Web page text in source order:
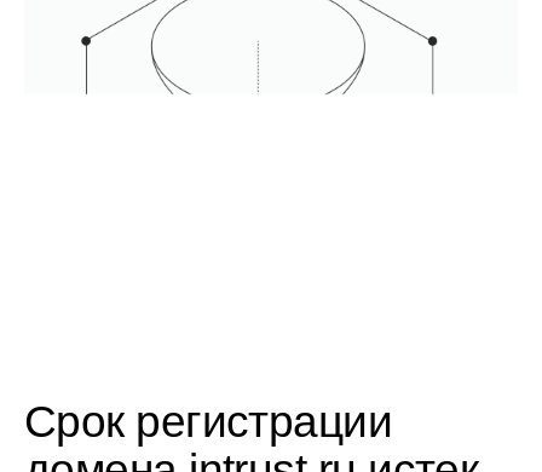
Срок регистрации